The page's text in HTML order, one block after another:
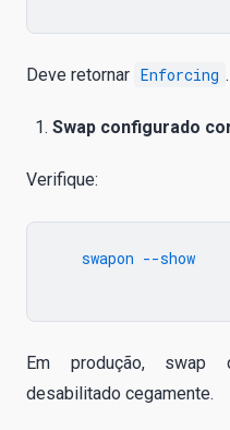
Deve retornar Enforcing .
Swap configurado
Verifique:
   swapon --show
Em produção, swap
desabilitado cegamente.